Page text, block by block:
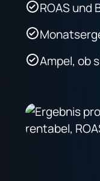
ROAS und
Ampel, ob